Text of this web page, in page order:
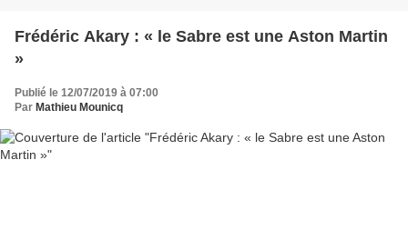
Frédéric Akary : « le Sabre est une Aston Martin
»
Publié le 12/07/2019 à 07:00
Par Mathieu Mounicq